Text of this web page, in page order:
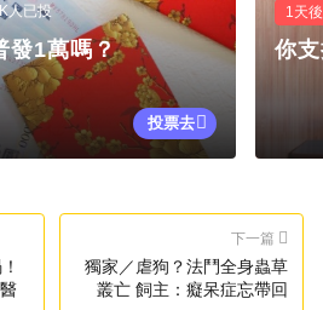
人已投
發1萬嗎？
投票去
1天
你
下一篇
獨家／虐狗？法鬥全身蟲草
叢亡 飼主：癡呆症忘帶回